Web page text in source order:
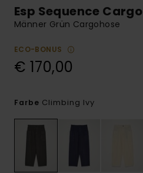
Esp Sequence Cargo
Männer Grün Cargohose
ECO-BONUS
€ 170,00
Farbe Climbing Ivy